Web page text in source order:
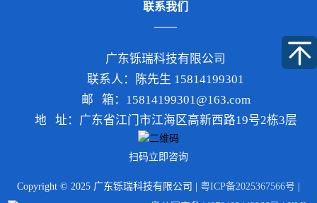
联系我们
广东铄瑞科技有限公司
联系人：陈先生 15814199301
邮 箱：15814199301@163.com
地 址：广东省江门市江海区高新西路19号2栋3层
扫码立即咨询
Copyright © 2025 广东铄瑞科技有限公司 | 粤ICP备2025367566号